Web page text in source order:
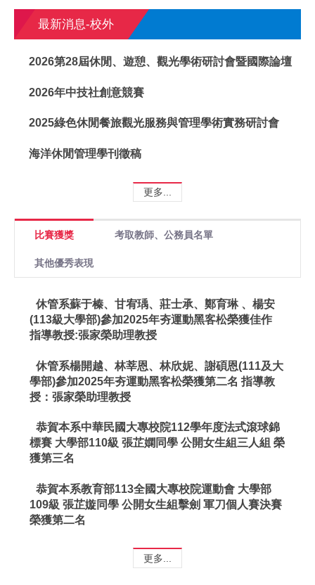
最新消息-校外
2026第28屆休閒、遊憩、觀光學術研討會暨國際論壇
2026年中技社創意競賽
2025綠色休閒餐旅觀光服務與管理學術實務研討會
海洋休閒管理學刊徵稿
更多...
比賽獲獎 考取教師、公務員名單
其他優秀表現
休管系蘇于榛、甘宥瑀、莊士承、鄭育琳 、楊安
(113級大學部)參加2025年夯運動黑客松榮獲佳作
指導教授:張家榮助理教授
休管系楊開越、林莘恩、林欣妮、謝碩恩(111及大
學部)參加2025年夯運動黑客松榮獲第二名 指導教
授：張家榮助理教授
恭賀本系中華民國大專校院112學年度法式滾球錦
標賽 大學部110級 張芷嫻同學 公開女生組三人組 榮
獲第三名
恭賀本系教育部113全國大專校院運動會 大學部
109級 張芷嫙同學 公開女生組擊劍 軍刀個人賽決賽
榮獲第二名
更多...